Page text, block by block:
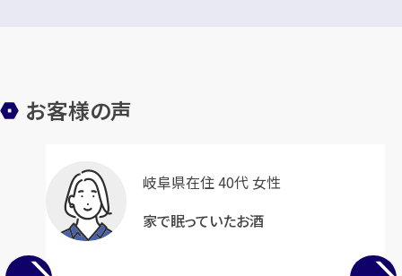
お客様の声
岐阜県在住 40代 女性
家で眠っていたお酒